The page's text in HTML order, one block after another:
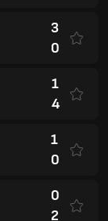
3
0
1
4
1
0
0
2